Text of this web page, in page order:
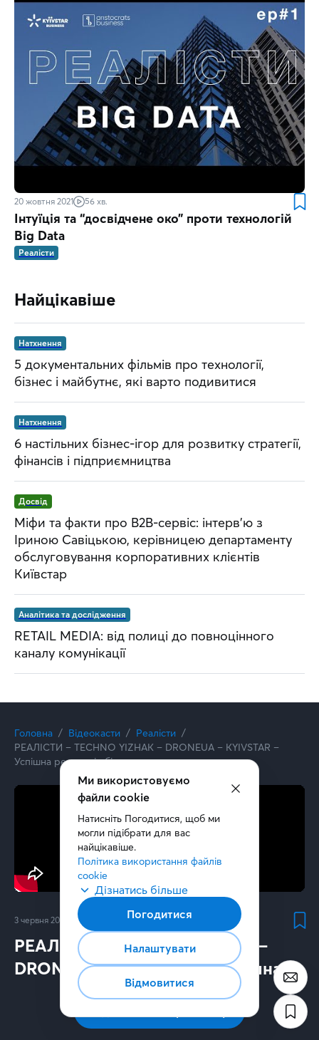
20 жовтня 2021 56 хв.
Інтуїція та “досвідчене око” проти технологій
Big Data
Реалісти
Найцікавіше
Натхнення
5 документальних фільмів про технології,
бізнес і майбутнє, які варто подивитися
Натхнення
6 настільних бізнес-ігор для розвитку стратегії,
фінансів і підприємництва
Досвід
Міфи та факти про B2B-сервіс: інтерв’ю з
Іриною Савіцькою, керівницею департаменту
обслуговування корпоративних клієнтів
Київстар
Аналітика та дослідження
RETAIL MEDIA: від полиці до повноцінного
каналу комунікації
Головна Відеокасти
Реалісти
РЕАЛІСТИ – TECHNO YIZHAK – DRONЕUA – KYIVSTAR –
Успішна релокація бізнесу
3 червня 2022 70 хв.
РЕАЛІСТИ – TECHNO YIZHAK –
DRONЕUA – KYIVSTAR – Успішна
релокація бізнесу
Ми використовуємо
файли cookie
Натисніть Погодитися, щоб ми
могли підібрати для вас
найцікавіше.
Політика використання файлів
cookie
Дізнатись більше
Погодитися
Налаштувати
Відмовитися